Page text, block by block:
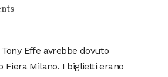
Effe avrebbe dovuto
Fiera Milano. I biglietti erano